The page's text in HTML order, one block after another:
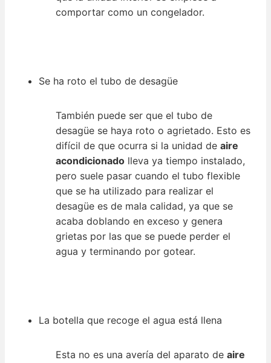
comportar como un congelador.
Se ha roto el tubo de desagüe
También puede ser que el tubo de
desagüe se haya roto o agrietado. Esto es
difícil de que ocurra si la unidad de aire
acondicionado lleva ya tiempo instalado,
pero suele pasar cuando el tubo flexible
que se ha utilizado para realizar el
desagüe es de mala calidad, ya que se
acaba doblando en exceso y genera
grietas por las que se puede perder el
agua y terminando por gotear.
La botella que recoge el agua está llena
Esta no es una avería del aparato de aire